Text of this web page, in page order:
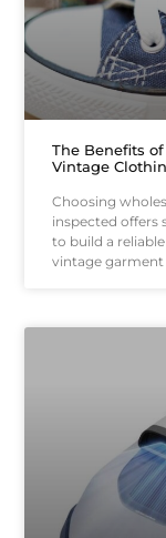
The Benefits
Vintage
Choosing
inspected offers
to build a
vintage garment